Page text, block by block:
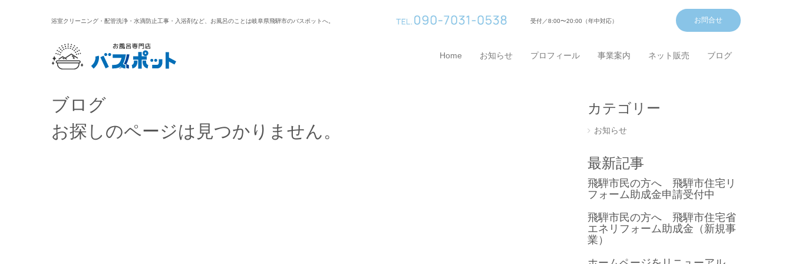
浴室クリーニング・配管洗浄・水滴防止工事・入浴剤など、お風呂のことは岐阜県飛騨市のバスポットへ。 受付／8:00〜20:00（年中対応） お問合せ
Home お知らせ プロフィール 事業案内 ネット販売 ブログ
ブログ
お探しのページは見つかりません。
カテゴリー
お知らせ
最新記事
飛騨市民の方へ 飛騨市住宅リ
フォーム助成金申請受付中
飛騨市民の方へ 飛騨市住宅省
エネリフォーム助成金（新規事
業）